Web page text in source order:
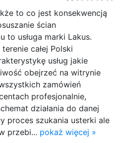
to co jest konsekwencją
ścian
to usługa marki Lakus.
całej Polski
usług jakie
obejrzeć na witrynie
zamówień
profesjonalnie,
działania do danej
proces szukania usterki ale
przebi... pokaż więcej »